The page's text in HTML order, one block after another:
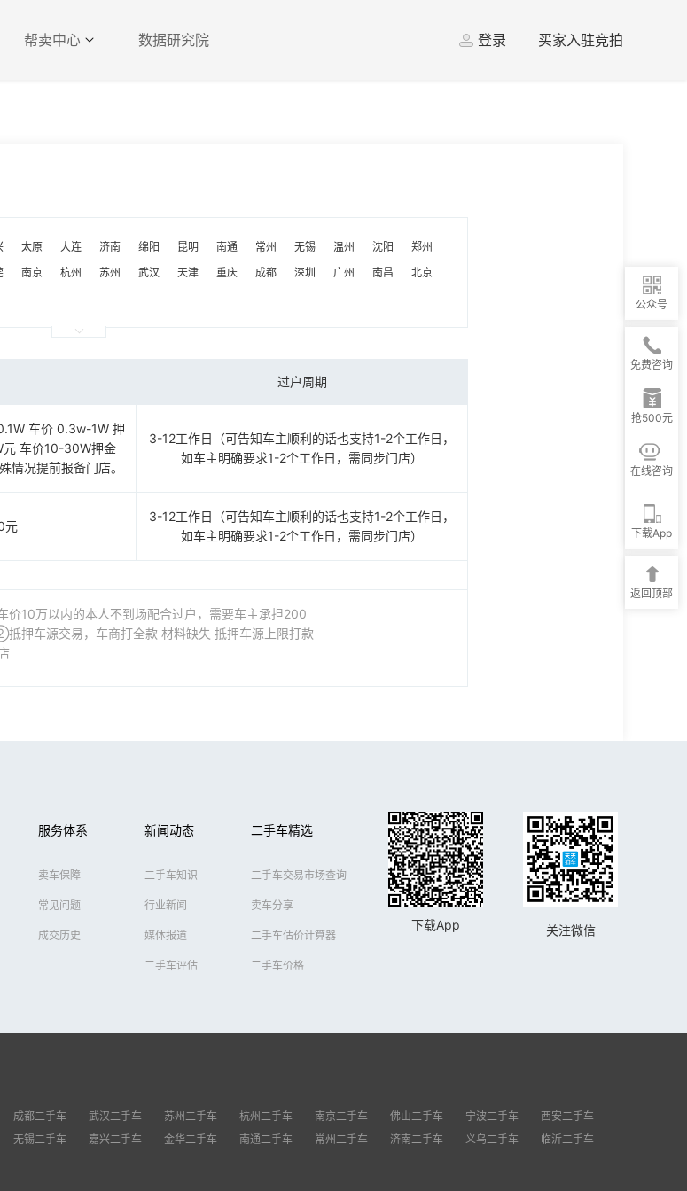
帮卖中心 数据研究院 登录 买家入驻竞拍
太原 大连 济南 绵阳 昆明 南通 常州 无锡 温州 沈阳
郑州
南京 杭州 苏州 武汉 天津 重庆 成都 深圳 广州 南昌
北京
过户周期
车价 0.3w-1W 押
车价10-30W押金
况提前报备门店。
3-12工作日（可告知车主顺利的话也支持1-2个工作日，
如车主明确要求1-2个工作日，需同步门店）
元
3-12工作日（可告知车主顺利的话也支持1-2个工作日，
如车主明确要求1-2个工作日，需同步门店）
10万以内的本人不到场配合过户，需要车主承担200
押车源交易，车商打全款 材料缺失 抵押车源上限打款
服务体系
卖车保障
常见问题
成交历史
新闻动态
二手车知识
行业新闻
媒体报道
二手车评估
二手车精选
二手车交易市场查询
卖车分享
二手车估价计算器
二手车价格
下载App 关注微信
成都二手车 武汉二手车 苏州二手车 杭州二手车 南京二手车 佛山二手车 宁波二手车
西安二手车
无锡二手车 嘉兴二手车 金华二手车 南通二手车 常州二手车 济南二手车 义乌二手车
临沂二手车
公众号
免费咨询
抢500元
在线咨询
下载App
返回顶部